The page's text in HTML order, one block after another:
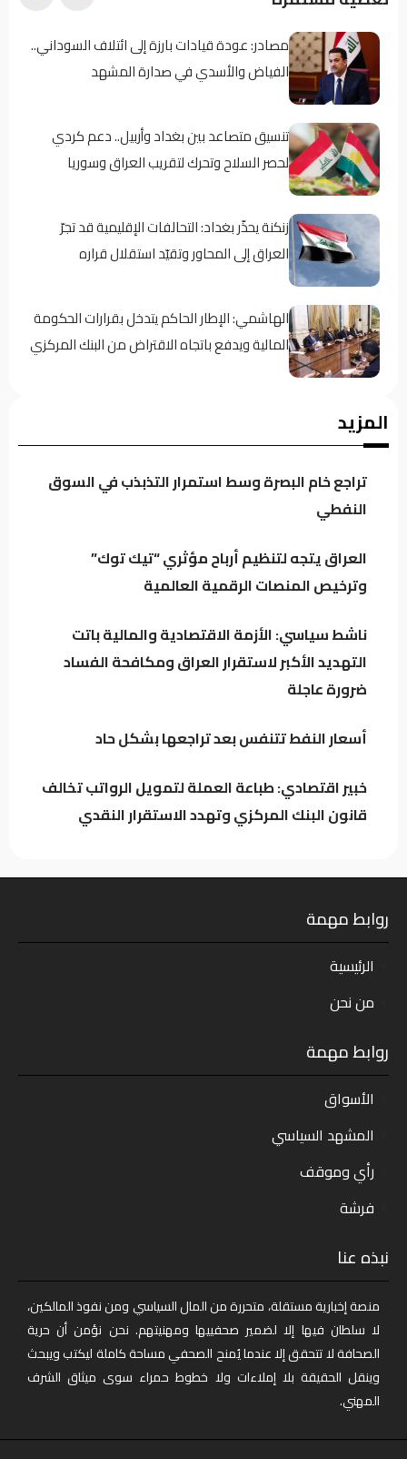
مصادر: عودة قيادات بارزة إلى ائتلاف السوداني..
الفياض والأسدي في صدارة المشهد
تنسيق متصاعد بين بغداد وأربيل.. دعم كردي
لحصر السلاح وتحرك لتقريب العراق وسوريا
زنكنة يحذّر بغداد: التحالفات الإقليمية قد تجرّ
العراق إلى المحاور وتقيّد استقلال قراره
الهاشمي: الإطار الحاكم يتدخل بقرارات الحكومة
المالية ويدفع باتجاه الاقتراض من البنك المركزي
سجن النجف: نوفر 60 جهاز اتصال للنزلاء للتواصل
المرصد الأخضر يحذر من تفاقم ظاهرة نفوق
تراجع خام البصرة وسط استمرار التذبذب في
المزيد
تراجع خام البصرة وسط استمرار التذبذب في السوق
النفطي
العراق يتجه لتنظيم أرباح مؤثري “تيك توك”
وترخيص المنصات الرقمية العالمية
ناشط سياسي: الأزمة الاقتصادية والمالية باتت
التهديد الأكبر لاستقرار العراق ومكافحة الفساد
ضرورة عاجلة
أسعار النفط تتنفس بعد تراجعها بشكل حاد
خبير اقتصادي: طباعة العملة لتمويل الرواتب تخالف
قانون البنك المركزي وتهدد الاستقرار النقدي
روابط مهمة
الرئيسية
من نحن
روابط مهمة
الأسواق
المشهد السياسي
رأي وموقف
فرشة
نبذه عنا
منصة إخبارية مستقلة، متحررة من المال السياسي ومن نفوذ المالكين،
لا سلطان فيها إلا لضمير صحفييها ومهنيتهم. نحن نؤمن أن حرية
الصحافة لا تتحقق إلا عندما يُمنح الصحفي مساحة كاملة ليكتب ويبحث
وينقل الحقيقة بلا إملاءات ولا خطوط حمراء سوى ميثاق الشرف
المهني.